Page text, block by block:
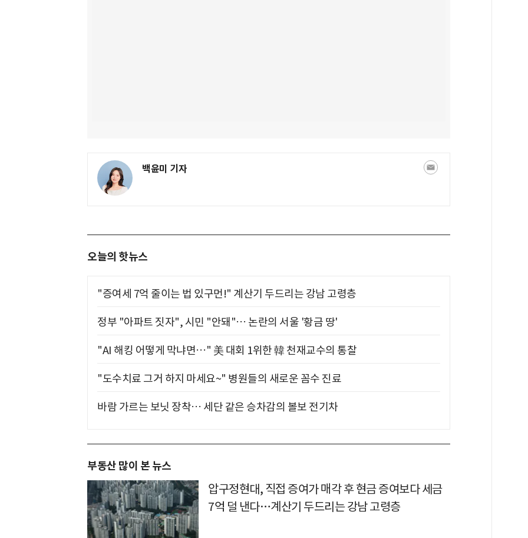
백윤미 기자
오늘의 핫뉴스
"증여세 7억 줄이는 법 있구먼!" 계산기 두드리는 강남 고령층
정부 "아파트 짓자", 시민 "안돼"… 논란의 서울 '황금 땅'
"AI 해킹 어떻게 막냐면…" 美 대회 1위한 韓 천재교수의 통찰
"도수치료 그거 하지 마세요~" 병원들의 새로운 꼼수 진료
바람 가르는 보닛 장착… 세단 같은 승차감의 볼보 전기차
부동산 많이 본 뉴스
압구정현대, 직접 증여가 매각 후 현금 증여보다 세금
7억 덜 낸다…계산기 두드리는 강남 고령층